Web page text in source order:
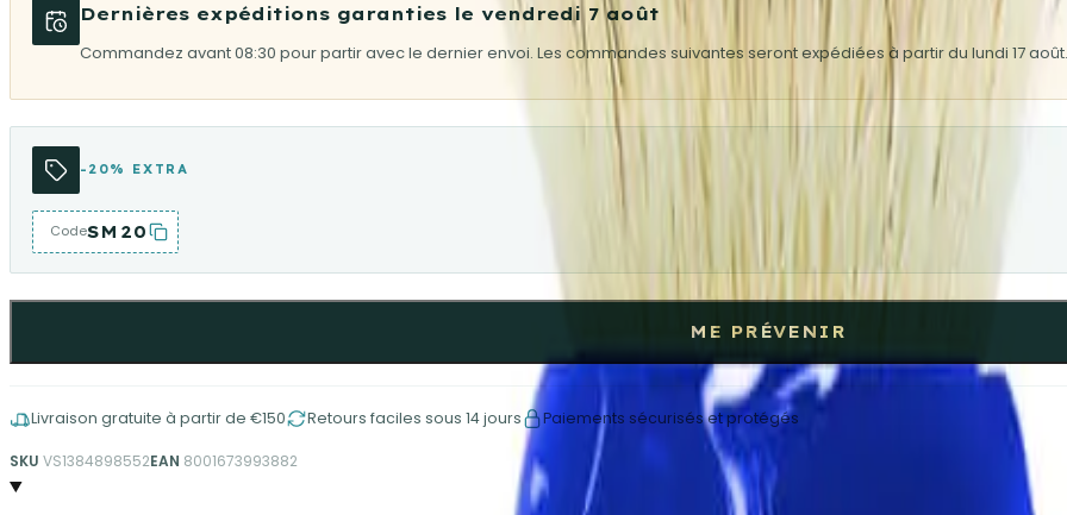
Dernières expéditions garanties le vendredi 7 août
Commandez avant 08:30 pour partir avec le dernier envoi. Les commandes suivantes seront expédiées à partir du lundi 17 août.
-20% EXTRA
CodeSM20
ME PRÉVENIR
Livraison gratuite à partir de €150 Retours faciles sous 14 jours Paiements sécurisés et protégés
SKU VS1384898552EAN 8001673993882